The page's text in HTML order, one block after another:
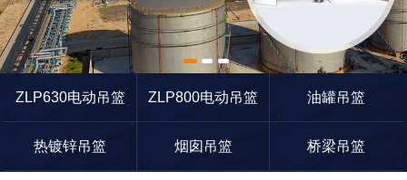
1 2 3
ZLP630电动吊篮
ZLP800电动吊篮 油罐吊篮
热镀锌吊篮 烟囱吊篮 桥梁吊篮